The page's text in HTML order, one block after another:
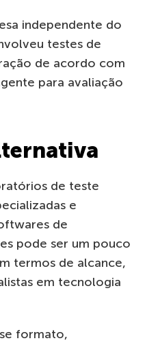
independente do
testes de
de acordo com
para avaliação
de teste
e
de
pode ser um pouco
termos de alcance,
em tecnologia
formato,